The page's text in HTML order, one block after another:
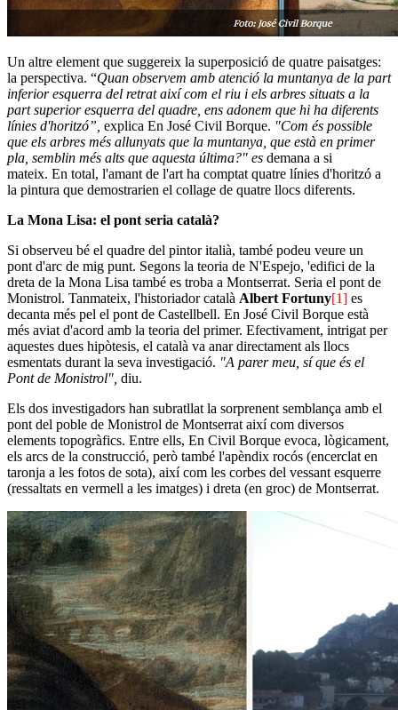
Un altre element que suggereix la superposició de quatre paisatges:
la perspectiva. “Quan observem amb atenció la muntanya de la part
inferior esquerra del retrat així com el riu i els arbres situats a la
part superior esquerra del quadre, ens adonem que hi ha diferents
línies d'horitzó”, explica En José Civil Borque. "Com és possible
que els arbres més allunyats que la muntanya, que està en primer
pla, semblin més alts que aquesta última?" es demana a si
mateix. En total, l'amant de l'art ha comptat quatre línies d'horitzó a
la pintura que demostrarien el collage de quatre llocs diferents.
La Mona Lisa: el pont seria català?
Si observeu bé el quadre del pintor italià, també podeu veure un
pont d'arc de mig punt. Segons la teoria de N'Espejo, 'edifici de la
dreta de la Mona Lisa també es troba a Montserrat. Seria el pont de
Monistrol. Tanmateix, l'historiador català Albert Fortuny[1] es
decanta més pel el pont de Castellbell. En José Civil Borque està
més aviat d'acord amb la teoria del primer. Efectivament, intrigat per
aquestes dues hipòtesis, el català va anar directament als llocs
esmentats durant la seva investigació. "A parer meu, sí que és el
Pont de Monistrol", diu.
Els dos investigadors han subratllat la sorprenent semblança amb el
pont del poble de Monistrol de Montserrat així com diversos
elements topogràfics. Entre ells, En Civil Borque evoca, lògicament,
els arcs de la construcció, però també l'apèndix rocós (encerclat en
taronja a les fotos de sota), així com les corbes del vessant esquerre
(ressaltats en vermell a les imatges) i dreta (en groc) de Montserrat.